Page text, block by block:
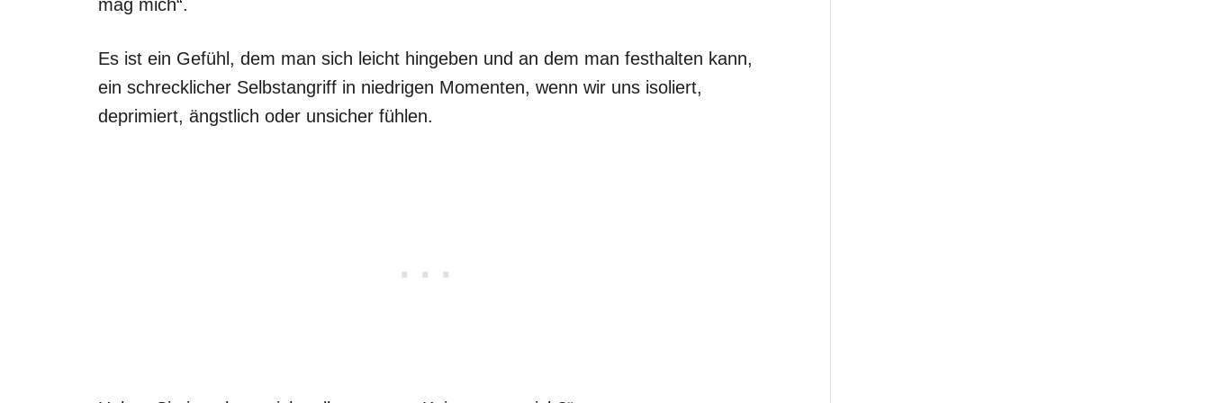
mag mich“.
Es ist ein Gefühl, dem man sich leicht hingeben und an dem man festhalten kann,
ein schrecklicher Selbstangriff in niedrigen Momenten, wenn wir uns isoliert,
deprimiert, ängstlich oder unsicher fühlen.